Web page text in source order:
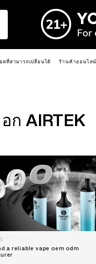
ดที่สามารถเปลี่ยนได้ ร้านค้าออนไลน์
LEADER
เรียนรู้เพิ่มเติม >
R6S
เรียนรู้เพิ่มเติม >
2.0ML R6 PRO PODS
เรียนรู้เพิ่มเติม >
ก AIRTEK
a reliable vape oem odm